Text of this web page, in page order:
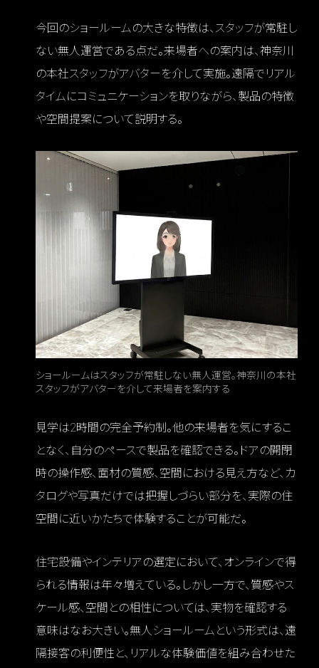
今回のショールームの大きな特徴は、スタッフが常駐し
ない無人運営である点だ。来場者への案内は、神奈川
の本社スタッフがアバターを介して実施。遠隔でリアル
タイムにコミュニケーションを取りながら、製品の特徴
や空間提案について説明する。
ショールームはスタッフが常駐しない無人運営。神奈川の本社
スタッフがアバターを介して来場者を案内する
見学は2時間の完全予約制。他の来場者を気にするこ
となく、自分のペースで製品を確認できる。ドアの開閉
時の操作感、面材の質感、空間における見え方など、カ
タログや写真だけでは把握しづらい部分を、実際の住
空間に近いかたちで体験することが可能だ。
住宅設備やインテリアの選定において、オンラインで得
られる情報は年々増えている。しかし一方で、質感やス
ケール感、空間との相性については、実物を確認する
意味はなお大きい。無人ショールームという形式は、遠
隔接客の利便性と、リアルな体験価値を組み合わせた